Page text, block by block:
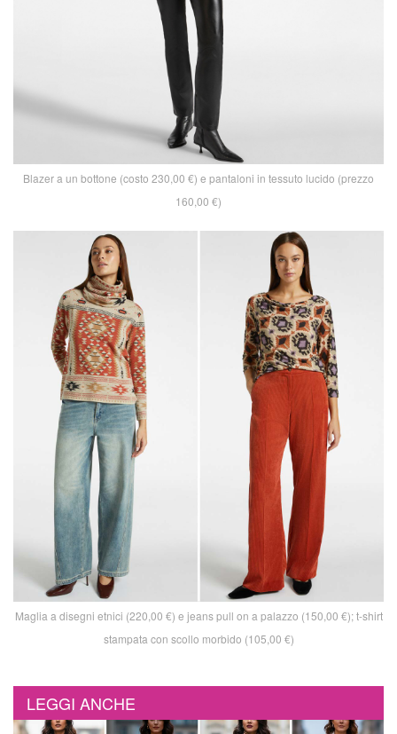
Blazer a un bottone (costo 230,00 €) e pantaloni in tessuto lucido (prezzo
160,00 €)
Maglia a disegni etnici (220,00 €) e jeans pull on a palazzo (150,00 €); t-shirt
stampata con scollo morbido (105,00 €)
LEGGI ANCHE